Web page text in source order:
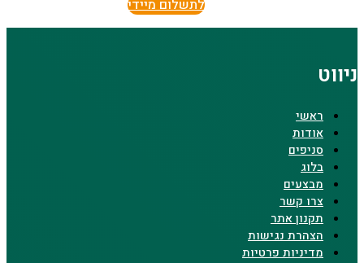
לתשלום מיידי
ניווט
ראשי
אודות
סניפים
בלוג
מבצעים
צרו קשר
תקנון אתר
הצהרת נגישות
מדיניות פרטיות